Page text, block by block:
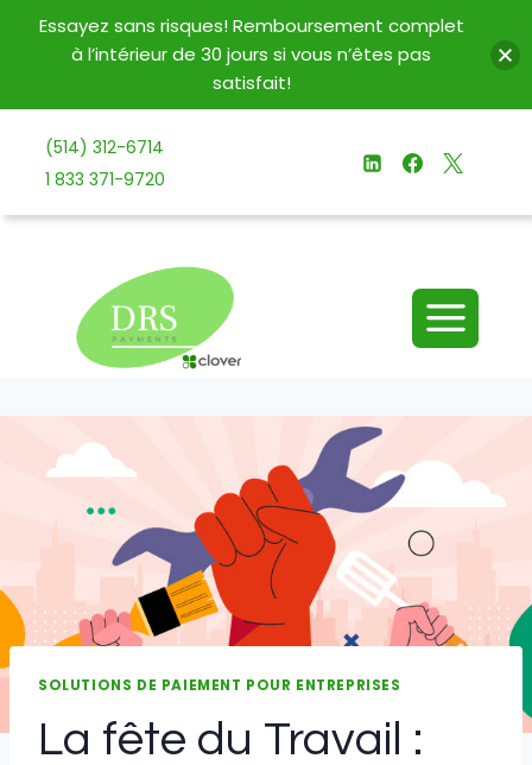
contenu
(514) 312-6714
1 833 371-9720
SOLUTIONS DE PAIEMENT POUR ENTREPRISES
La fête du Travail :
Essayez sans risques! Remboursement complet
à l’intérieur de 30 jours si vous n’êtes pas
satisfait!